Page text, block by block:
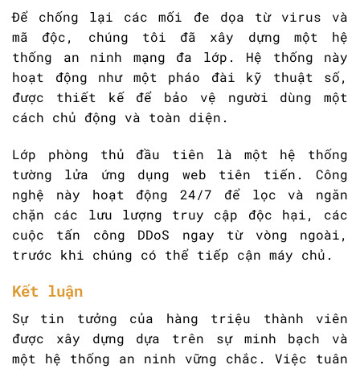
Để chống lại các mối đe dọa từ virus và
mã độc, chúng tôi đã xây dựng một hệ
thống an ninh mạng đa lớp. Hệ thống này
hoạt động như một pháo đài kỹ thuật số,
được thiết kế để bảo vệ người dùng một
cách chủ động và toàn diện.
Lớp phòng thủ đầu tiên là một hệ thống
tường lửa ứng dụng web tiên tiến. Công
nghệ này hoạt động 24/7 để lọc và ngăn
chặn các lưu lượng truy cập độc hại, các
cuộc tấn công DDoS ngay từ vòng ngoài,
trước khi chúng có thể tiếp cận máy chủ.
Kết luận
Sự tin tưởng của hàng triệu thành viên
được xây dựng dựa trên sự minh bạch và
một hệ thống an ninh vững chắc. Việc tuân